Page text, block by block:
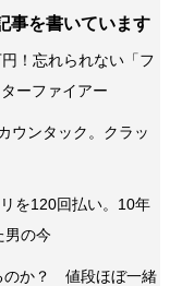
事を書いています
！忘れられない「フ
ーファイアー
ウンタック。クラッ
を120回払い。10年
男の今
のか？ 値段ほぼ一緒